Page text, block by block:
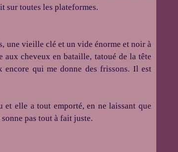
sur toutes les plateformes.
une vieille clé et un vide énorme et noir à
aux cheveux en bataille, tatoué de la tête
qui me donne des frissons. Il est
et elle a tout emporté, en ne laissant que
pas tout à fait juste.